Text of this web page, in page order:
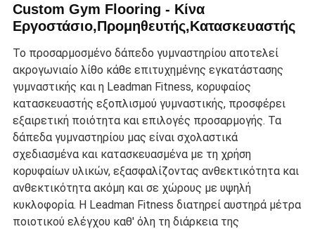
Custom Gym Flooring - Κίνα
Εργοστάσιο,Προμηθευτής,Κατασκευαστής
Το προσαρμοσμένο δάπεδο γυμναστηρίου αποτελεί
ακρογωνιαίο λίθο κάθε επιτυχημένης εγκατάστασης
γυμναστικής και η Leadman Fitness, κορυφαίος
κατασκευαστής εξοπλισμού γυμναστικής, προσφέρει
εξαιρετική ποιότητα και επιλογές προσαρμογής. Τα
δάπεδα γυμναστηρίου μας είναι σχολαστικά
σχεδιασμένα και κατασκευασμένα με τη χρήση
κορυφαίων υλικών, εξασφαλίζοντας ανθεκτικότητα και
ανθεκτικότητα ακόμη και σε χώρους με υψηλή
κυκλοφορία. Η Leadman Fitness διατηρεί αυστηρά μέτρα
ποιοτικού ελέγχου καθ' όλη τη διάρκεια της